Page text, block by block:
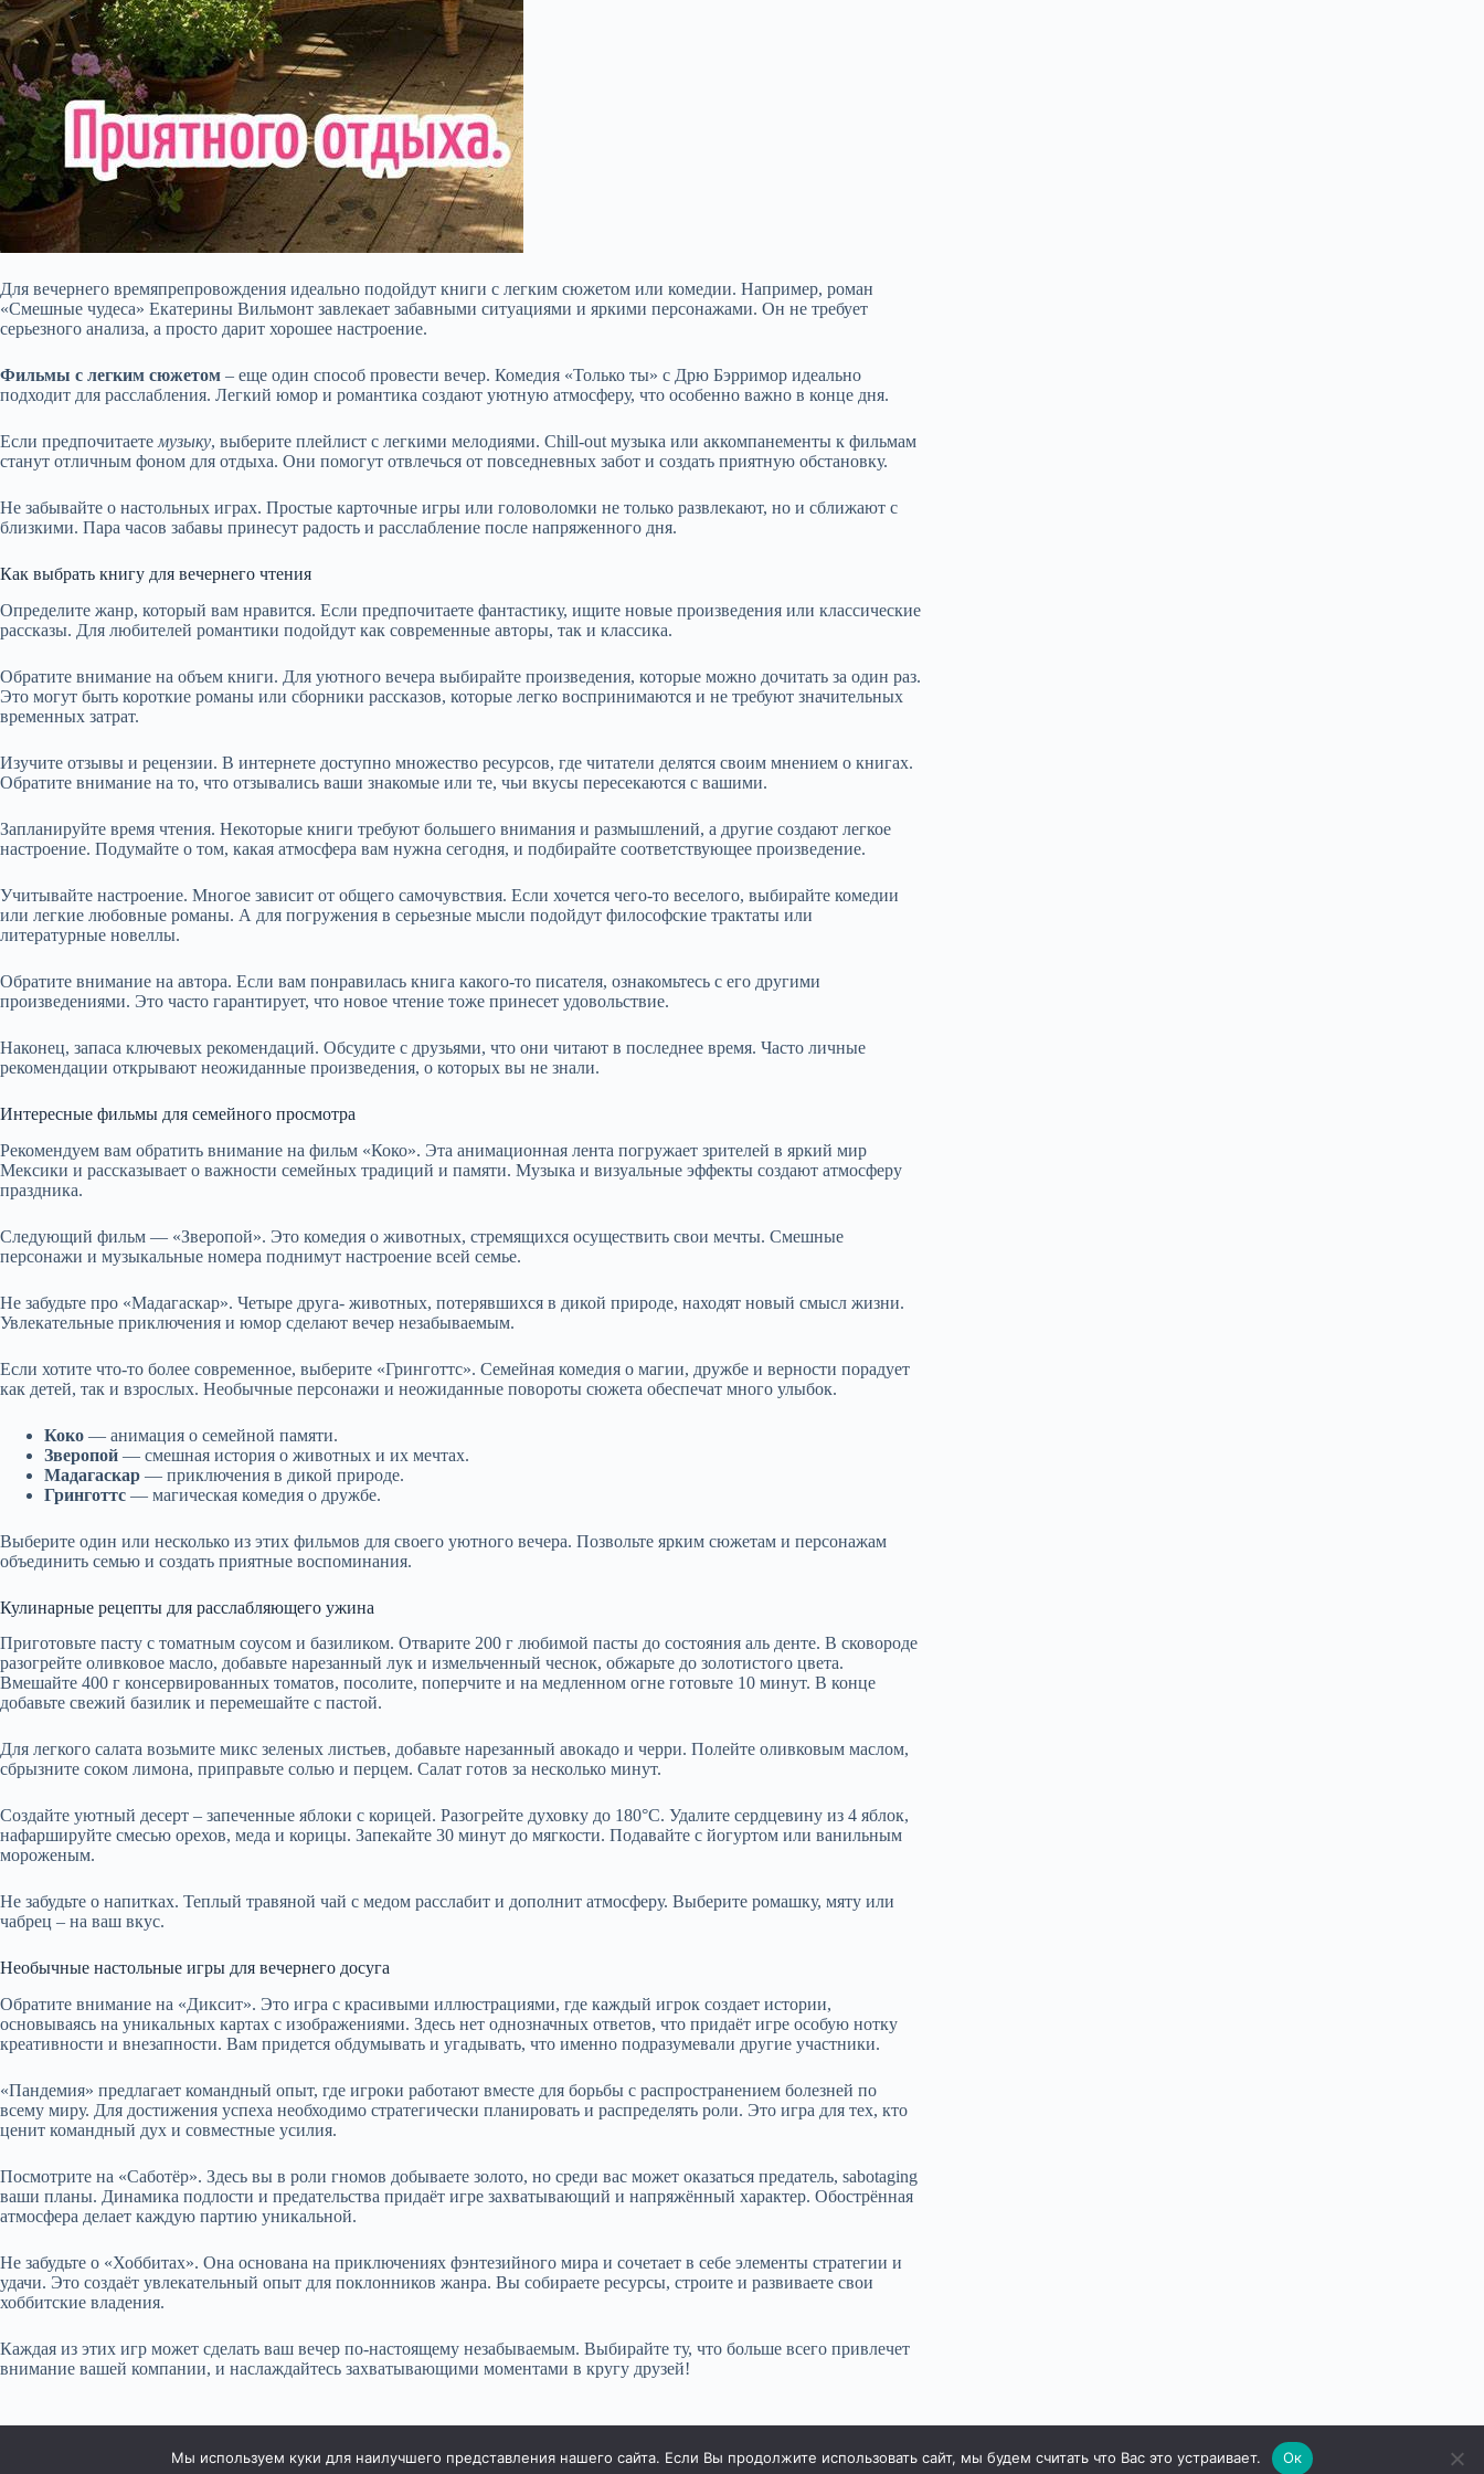
Для вечернего времяпрепровождения идеально подойдут книги с легким сюжетом или комедии. Например, роман
«Смешные чудеса» Екатерины Вильмонт завлекает забавными ситуациями и яркими персонажами. Он не требует
серьезного анализа, а просто дарит хорошее настроение.
Фильмы с легким сюжетом – еще один способ провести вечер. Комедия «Только ты» с Дрю Бэрримор идеально
подходит для расслабления. Легкий юмор и романтика создают уютную атмосферу, что особенно важно в конце дня.
Если предпочитаете музыку, выберите плейлист с легкими мелодиями. Chill-out музыка или аккомпанементы к фильмам
станут отличным фоном для отдыха. Они помогут отвлечься от повседневных забот и создать приятную обстановку.
Не забывайте о настольных играх. Простые карточные игры или головоломки не только развлекают, но и сближают с
близкими. Пара часов забавы принесут радость и расслабление после напряженного дня.
Как выбрать книгу для вечернего чтения
Определите жанр, который вам нравится. Если предпочитаете фантастику, ищите новые произведения или классические
рассказы. Для любителей романтики подойдут как современные авторы, так и классика.
Обратите внимание на объем книги. Для уютного вечера выбирайте произведения, которые можно дочитать за один раз.
Это могут быть короткие романы или сборники рассказов, которые легко воспринимаются и не требуют значительных
временных затрат.
Изучите отзывы и рецензии. В интернете доступно множество ресурсов, где читатели делятся своим мнением о книгах.
Обратите внимание на то, что отзывались ваши знакомые или те, чьи вкусы пересекаются с вашими.
Запланируйте время чтения. Некоторые книги требуют большего внимания и размышлений, а другие создают легкое
настроение. Подумайте о том, какая атмосфера вам нужна сегодня, и подбирайте соответствующее произведение.
Учитывайте настроение. Многое зависит от общего самочувствия. Если хочется чего-то веселого, выбирайте комедии
или легкие любовные романы. А для погружения в серьезные мысли подойдут философские трактаты или
литературные новеллы.
Обратите внимание на автора. Если вам понравилась книга какого-то писателя, ознакомьтесь с его другими
произведениями. Это часто гарантирует, что новое чтение тоже принесет удовольствие.
Наконец, запаса ключевых рекомендаций. Обсудите с друзьями, что они читают в последнее время. Часто личные
рекомендации открывают неожиданные произведения, о которых вы не знали.
Интересные фильмы для семейного просмотра
Рекомендуем вам обратить внимание на фильм «Коко». Эта анимационная лента погружает зрителей в яркий мир
Мексики и рассказывает о важности семейных традиций и памяти. Музыка и визуальные эффекты создают атмосферу
праздника.
Следующий фильм — «Зверопой». Это комедия о животных, стремящихся осуществить свои мечты. Смешные
персонажи и музыкальные номера поднимут настроение всей семье.
Не забудьте про «Мадагаскар». Четыре друга- животных, потерявшихся в дикой природе, находят новый смысл жизни.
Увлекательные приключения и юмор сделают вечер незабываемым.
Если хотите что-то более современное, выберите «Гринготтс». Семейная комедия о магии, дружбе и верности порадует
как детей, так и взрослых. Необычные персонажи и неожиданные повороты сюжета обеспечат много улыбок.
Коко — анимация о семейной памяти.
Зверопой — смешная история о животных и их мечтах.
Мадагаскар — приключения в дикой природе.
Гринготтс — магическая комедия о дружбе.
Выберите один или несколько из этих фильмов для своего уютного вечера. Позвольте ярким сюжетам и персонажам
объединить семью и создать приятные воспоминания.
Кулинарные рецепты для расслабляющего ужина
Приготовьте пасту с томатным соусом и базиликом. Отварите 200 г любимой пасты до состояния аль денте. В сковороде
разогрейте оливковое масло, добавьте нарезанный лук и измельченный чеснок, обжарьте до золотистого цвета.
Вмешайте 400 г консервированных томатов, посолите, поперчите и на медленном огне готовьте 10 минут. В конце
добавьте свежий базилик и перемешайте с пастой.
Для легкого салата возьмите микс зеленых листьев, добавьте нарезанный авокадо и черри. Полейте оливковым маслом,
сбрызните соком лимона, приправьте солью и перцем. Салат готов за несколько минут.
Создайте уютный десерт – запеченные яблоки с корицей. Разогрейте духовку до 180°C. Удалите сердцевину из 4 яблок,
нафаршируйте смесью орехов, меда и корицы. Запекайте 30 минут до мягкости. Подавайте с йогуртом или ванильным
мороженым.
Не забудьте о напитках. Теплый травяной чай с медом расслабит и дополнит атмосферу. Выберите ромашку, мяту или
чабрец – на ваш вкус.
Необычные настольные игры для вечернего досуга
Обратите внимание на «Диксит». Это игра с красивыми иллюстрациями, где каждый игрок создает истории,
основываясь на уникальных картах с изображениями. Здесь нет однозначных ответов, что придаёт игре особую нотку
креативности и внезапности. Вам придется обдумывать и угадывать, что именно подразумевали другие участники.
«Пандемия» предлагает командный опыт, где игроки работают вместе для борьбы с распространением болезней по
всему миру. Для достижения успеха необходимо стратегически планировать и распределять роли. Это игра для тех, кто
ценит командный дух и совместные усилия.
Посмотрите на «Саботёр». Здесь вы в роли гномов добываете золото, но среди вас может оказаться предатель, sabotaging
ваши планы. Динамика подлости и предательства придаёт игре захватывающий и напряжённый характер. Обострённая
атмосфера делает каждую партию уникальной.
Не забудьте о «Хоббитах». Она основана на приключениях фэнтезийного мира и сочетает в себе элементы стратегии и
удачи. Это создаёт увлекательный опыт для поклонников жанра. Вы собираете ресурсы, строите и развиваете свои
хоббитские владения.
Каждая из этих игр может сделать ваш вечер по-настоящему незабываемым. Выбирайте ту, что больше всего привлечет
внимание вашей компании, и наслаждайтесь захватывающими моментами в кругу друзей!
Мы используем куки для наилучшего представления нашего сайта. Если Вы продолжите использовать сайт, мы будем считать что Вас это устраивает. Ок